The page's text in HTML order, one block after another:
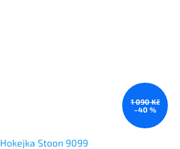
1 090 Kč
–40 %
Hokejka Stoon 9099